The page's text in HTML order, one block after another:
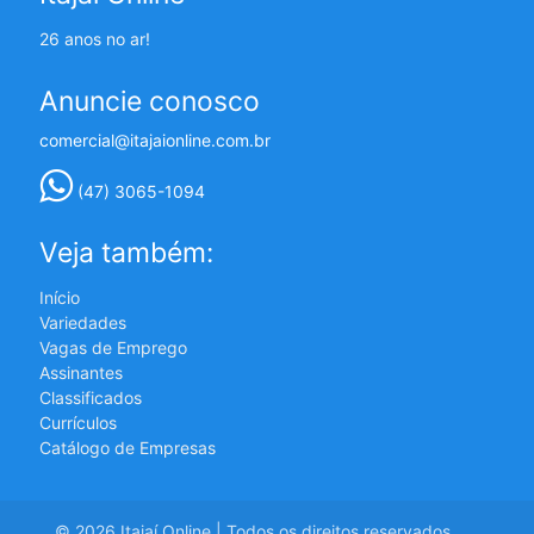
26 anos no ar!
Anuncie conosco
comercial@itajaionline.com.br
(47) 3065-1094
Veja também:
Início
Variedades
Vagas de Emprego
Assinantes
Classificados
Currículos
Catálogo de Empresas